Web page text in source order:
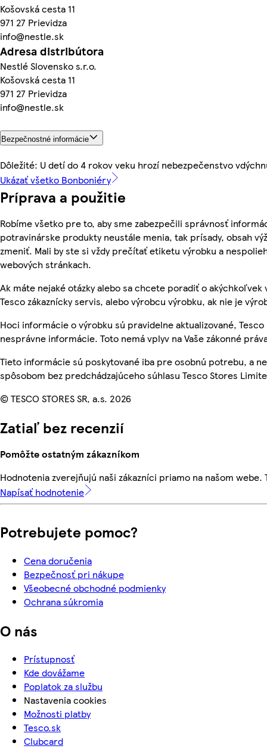
Košovská cesta 11
971 27 Prievidza
info@nestle.sk
Adresa distribútora
Nestlé Slovensko s.r.o.
Košovská cesta 11
971 27 Prievidza
info@nestle.sk
Bezpečnostné informácie
Dôležité: U detí do 4 rokov veku hrozí nebezpečenstvo
Ukázať všetko Bonboniéry
Príprava a použitie
Robíme všetko pre to, aby sme zabezpečili správnosť
potravinárske produkty neustále menia, tak prísady, obsah
zmeniť. Mali by ste si vždy prečítať etiketu výrobku a
webových stránkach.
Ak máte nejaké otázky alebo sa chcete poradiť o akýchkoľvek
Tesco zákaznícky servis, alebo výrobcu výrobku, ak nie je
Hoci informácie o výrobku sú pravidelne aktualizované,
nesprávne informácie. Toto nemá vplyv na Vaše zákonné
Tieto informácie sú poskytované iba pre osobnú potrebu, a
spôsobom bez predchádzajúceho súhlasu Tesco Stores
© TESCO STORES SR, a.s. 2026
Zatiaľ bez recenzií
Pomôžte ostatným zákazníkom
Hodnotenia zverejňujú naši zákazníci priamo na našom
Napísať hodnotenie
Potrebujete pomoc?
Cena doručenia
Bezpečnosť pri nákupe
Všeobecné obchodné podmienky
Ochrana súkromia
O nás
Prístupnosť
Kde dovážame
Poplatok za službu
Nastavenia cookies
Možnosti platby
Tesco.sk
Clubcard